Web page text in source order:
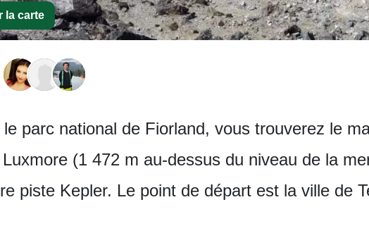
la carte
le parc national de Fiorland, vous trouverez le
(1 472 m au-dessus du niveau de la
piste Kepler. Le point de départ est la ville de